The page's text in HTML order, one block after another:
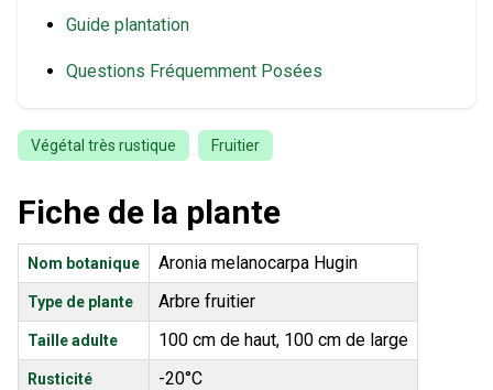
Guide plantation
Questions Fréquemment Posées
Végétal très rustique Fruitier
Fiche de la plante
Nom botanique Aronia melanocarpa Hugin
Type de plante Arbre fruitier
Taille adulte 100 cm de haut, 100 cm de large
Rusticité -20°C